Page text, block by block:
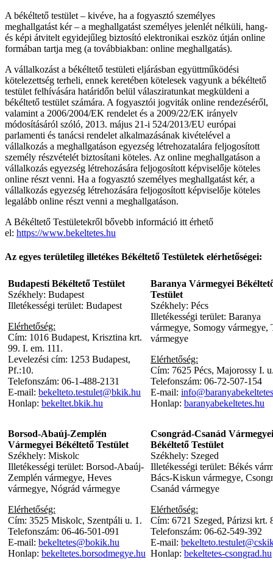
A békéltető testület – kivéve, ha a fogyasztó személyes
meghallgatást kér – a meghallgatást személyes jelenlét nélküli, hang-
és képi átvitelt egyidejűleg biztosító elektronikai eszköz útján online
formában tartja meg (a továbbiakban: online meghallgatás).
A vállalkozást a békéltető testületi eljárásban együttműködési
kötelezettség terheli, ennek keretében kötelesek vagyunk a békéltető
testület felhívására határidőn belül válasziratunkat megküldeni a
békéltető testület számára. A fogyasztói jogviták online rendezéséről,
valamint a 2006/2004/EK rendelet és a 2009/22/EK irányelv
módosításáról szóló, 2013. május 21-i 524/2013/EU európai
parlamenti és tanácsi rendelet alkalmazásának kivételével a
vállalkozás a meghallgatáson egyezség létrehozatalára feljogosított
személy részvételét biztosítani köteles. Az online meghallgatáson a
vállalkozás egyezség létrehozására feljogosított képviselője köteles
online részt venni. Ha a fogyasztó személyes meghallgatást kér, a
vállalkozás egyezség létrehozására feljogosított képviselője köteles
legalább online részt venni a meghallgatáson.
A Békéltető Testületekről bővebb információ itt érhető
el: https://www.bekeltetes.hu
Az egyes területileg illetékes Békéltető Testületek elérhetőségei:
Budapesti Békéltető Testület
Székhely: Budapest
Illetékességi terület: Budapest
Elérhetőség:
Cím: 1016 Budapest, Krisztina krt.
99. I. em. 111.
Levelezési cím: 1253 Budapest,
Pf.:10.
Telefonszám: 06-1-488-2131
E-mail: bekelteto.testulet@bkik.hu
Honlap: bekeltet.bkik.hu
Baranya Vármegyei
Testület
Székhely: Pécs
Illetékességi terület: Baranya
vármegye, Somogy vármegye,
vármegye
Elérhetőség:
Cím: 7625 Pécs, Majorossy I.
Telefonszám: 06-72-507-154
E-mail:
Honlap: baranyabekeltetes.hu
Borsod-Abaúj-Zemplén
Vármegyei Békéltető Testület
Székhely: Miskolc
Illetékességi terület: Borsod-Abaúj-
Zemplén vármegye, Heves
vármegye, Nógrád vármegye
Elérhetőség:
Cím: 3525 Miskolc, Szentpáli u. 1.
Telefonszám: 06-46-501-091
E-mail: bekeltetes@bokik.hu
Honlap: bekeltetes.borsodmegye.hu
Csongrád-Csanád Vármegyei
Békéltető Testület
Székhely: Szeged
Illetékességi terület: Békés
Bács-Kiskun vármegye,
Csanád vármegye
Elérhetőség:
Cím: 6721 Szeged, Párizsi krt.
Telefonszám: 06-62-549-392
E-mail:
Honlap: bekeltetes-csongrad.hu